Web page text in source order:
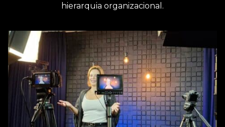
hierarquia organizacional.